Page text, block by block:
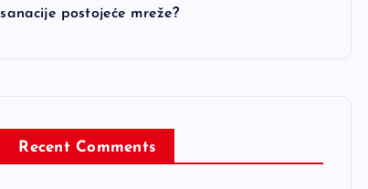
sanacije postojeće mreže?
Recent Comments